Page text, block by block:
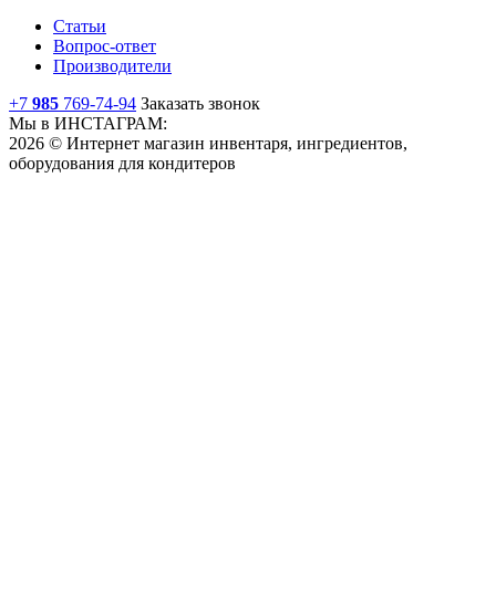
Статьи
Вопрос-ответ
Производители
+7 985 769-74-94 Заказать звонок
Мы в ИНСТАГРАМ:
2026 © Интернет магазин инвентаря, ингредиентов,
оборудования для кондитеров